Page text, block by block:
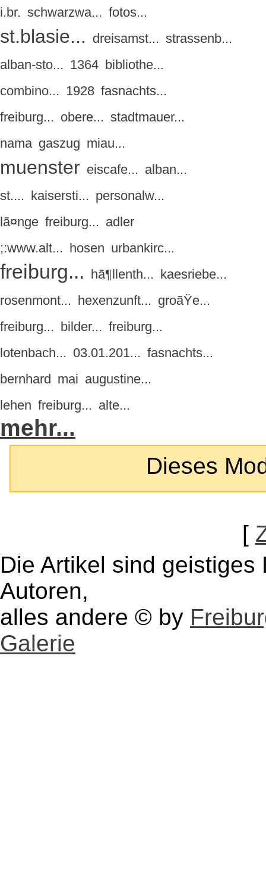
i.br. schwarzwa... fotos...
st.blasie... dreisamst... strassenb...
alban-sto... 1364 bibliothe...
combino... 1928 fasnachts...
freiburg... obere... stadtmauer...
nama gaszug miau...
muenster eiscafe... alban...
st.... kaisersti... personalw...
lã¤nge freiburg... adler
;:www.alt... hosen urbankirc...
freiburg... hã¶llenth... kaesriebe...
rosenmont... hexenzunft... groãŸe...
freiburg... bilder... freiburg...
lotenbach... 03.01.201... fasnachts...
bernhard mai augustine...
lehen freiburg... alte...
mehr...
Dieses
[
Die Artikel sind
Autoren,
alles andere © by
Galerie